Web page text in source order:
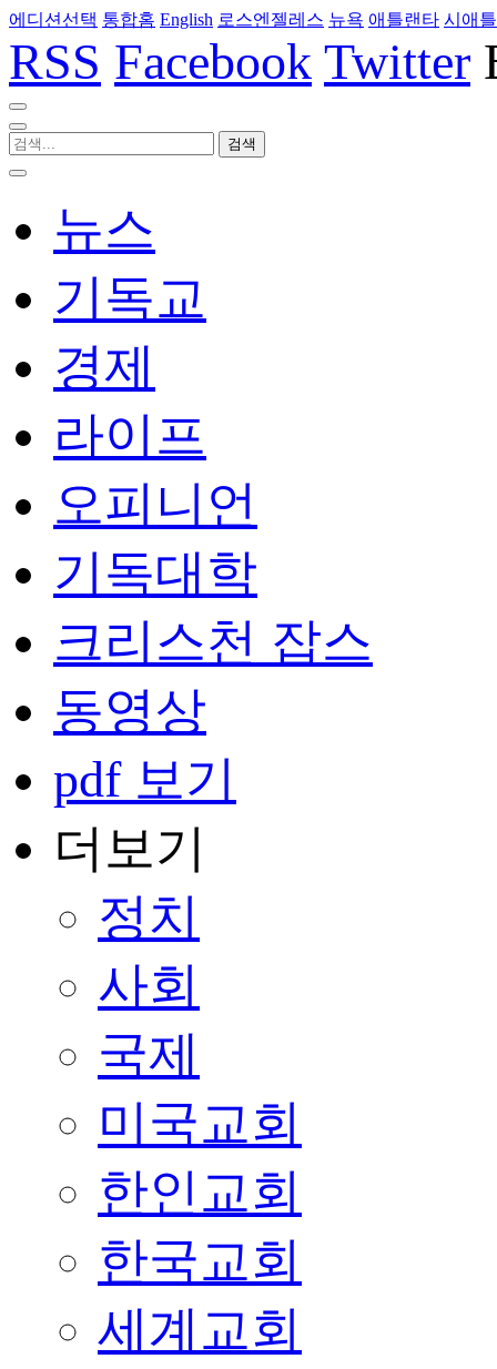
에디션선택 통합홈 English 로스엔젤레스 뉴욕 애틀랜타 시애틀
RSS Facebook Twitter
뉴스
기독교
경제
라이프
오피니언
기독대학
크리스천 잡스
동영상
pdf 보기
더보기
정치
사회
국제
미국교회
한인교회
한국교회
세계교회